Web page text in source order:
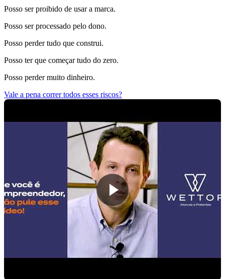
Posso ser proibido de usar a marca.
Posso ser processado pelo dono.
Posso perder tudo que construi.
Posso ter que começar tudo do zero.
Posso perder muito dinheiro.
Vale a pena correr todos esses riscos?